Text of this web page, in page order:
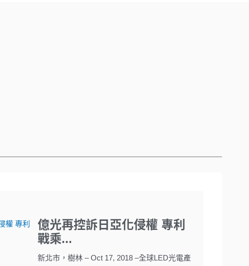
億光再控訴日亞化侵權 專利
戰乘...
新北市，樹林 – Oct 17, 2018 –全球LED光電產